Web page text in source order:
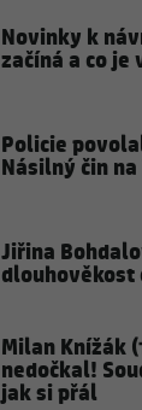
Novinky k
začíná a co je
Policie
Násilný čin
Jiřina
dlouhověkost
Milan Knížák
nedočkal!
jak si přál